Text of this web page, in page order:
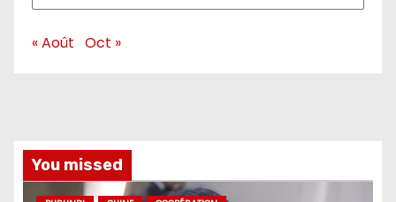
« Août Oct »
You missed